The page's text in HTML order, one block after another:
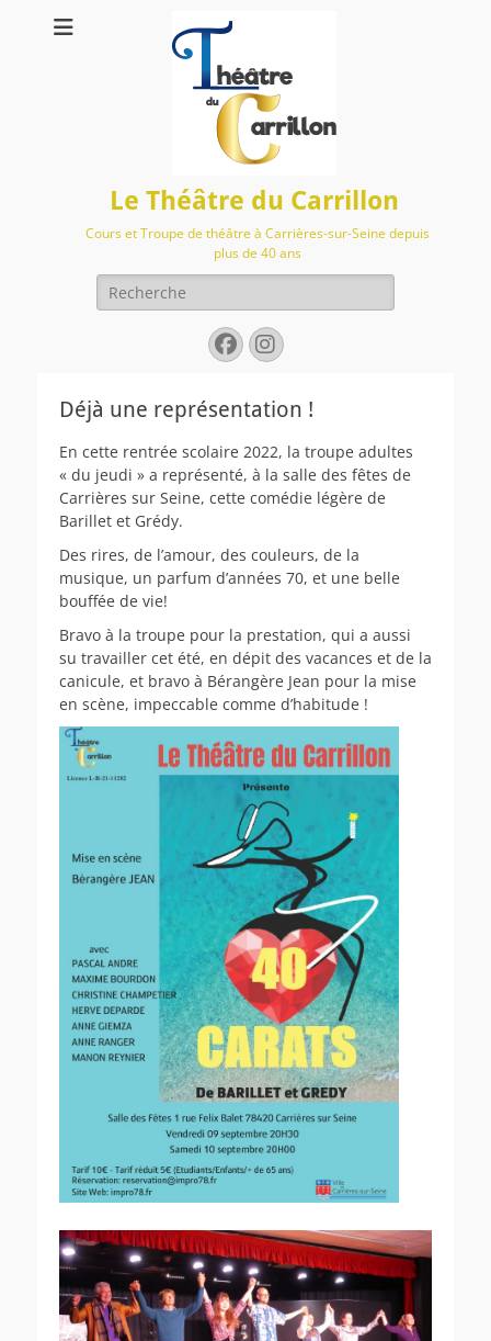
Le Théâtre du Carrillon
Cours et Troupe de théâtre à Carrières-sur-Seine depuis
plus de 40 ans
Rechercher :
Facebook
Instagram
Déjà une représentation !
En cette rentrée scolaire 2022, la troupe adultes
« du jeudi » a représenté, à la salle des fêtes de
Carrières sur Seine, cette comédie légère de
Barillet et Grédy.
Des rires, de l’amour, des couleurs, de la
musique, un parfum d’années 70, et une belle
bouffée de vie!
Bravo à la troupe pour la prestation, qui a aussi
su travailler cet été, en dépit des vacances et de la
canicule, et bravo à Bérangère Jean pour la mise
en scène, impeccable comme d’habitude !